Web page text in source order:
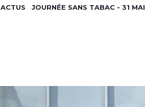
ACTUS JOURNÉE SANS TABAC - 31 MAI